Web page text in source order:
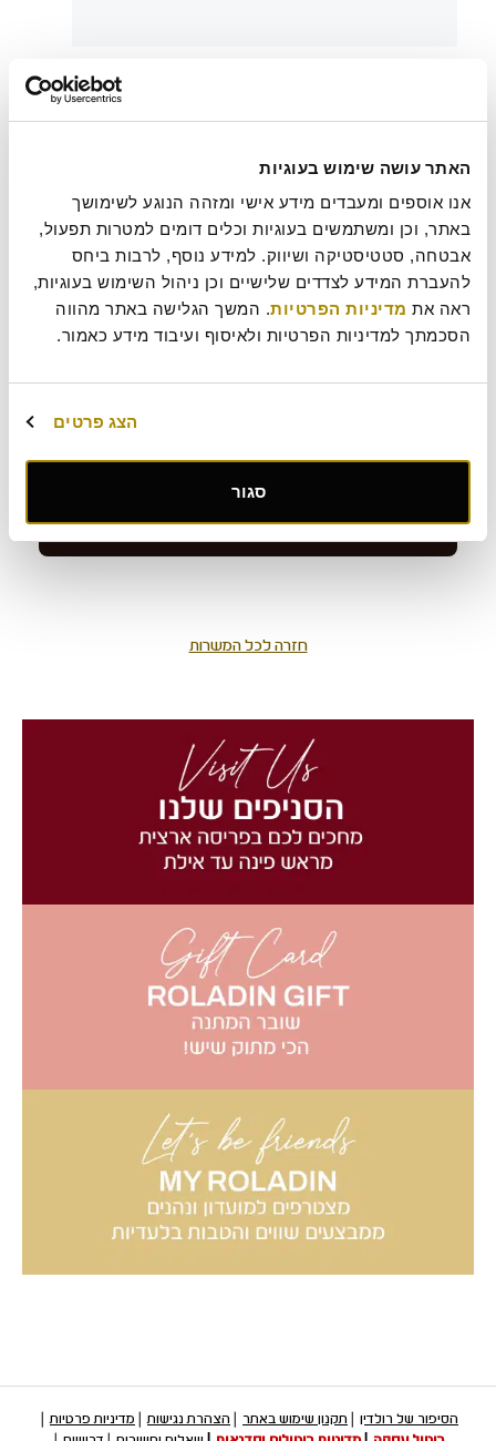
האתר עושה שימוש בעוגיות
ראה את מדיניות הפרטיות
הסכמתך למדיניות הפרטיות ולאיסוף ועיבוד מידע כאמור.
הצג פרטים
סגור
צירוף קובץ
בעת שליחת טופס זה אני מאשר/ת כי קראתי אתמדיניות
עוד משהו נחמד שכדאי שנדע עלייך?
חזרה לכל המשרות
הסיפור של רולדין תקנון שימוש באתר הצהרת נגישות
מדיניות פרטיות